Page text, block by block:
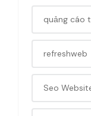
quảng cáo
refreshweb
Seo